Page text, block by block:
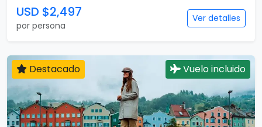
USD $2,497
por persona
Ver detalles
Destacado Vuelo incluido